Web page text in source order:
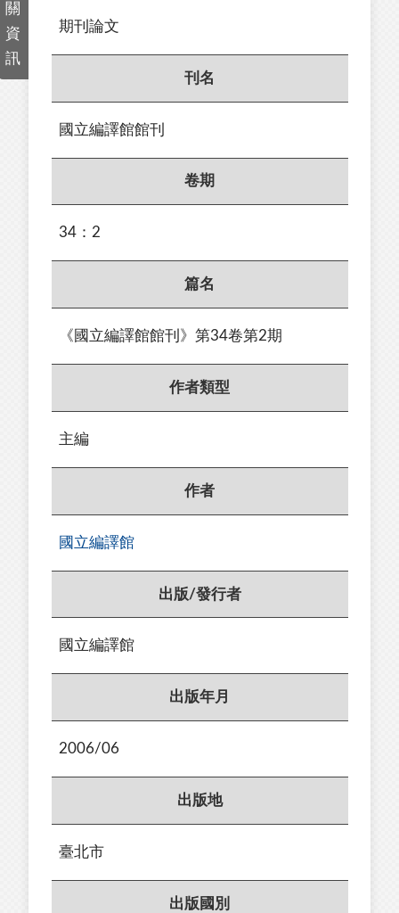
關
資
訊
期刊論文
刊名
國立編譯館館刊
卷期
34：2
篇名
《國立編譯館館刊》第34卷第2期
作者類型
主編
作者
國立編譯館
出版/發行者
國立編譯館
出版年月
2006/06
出版地
臺北市
出版國別